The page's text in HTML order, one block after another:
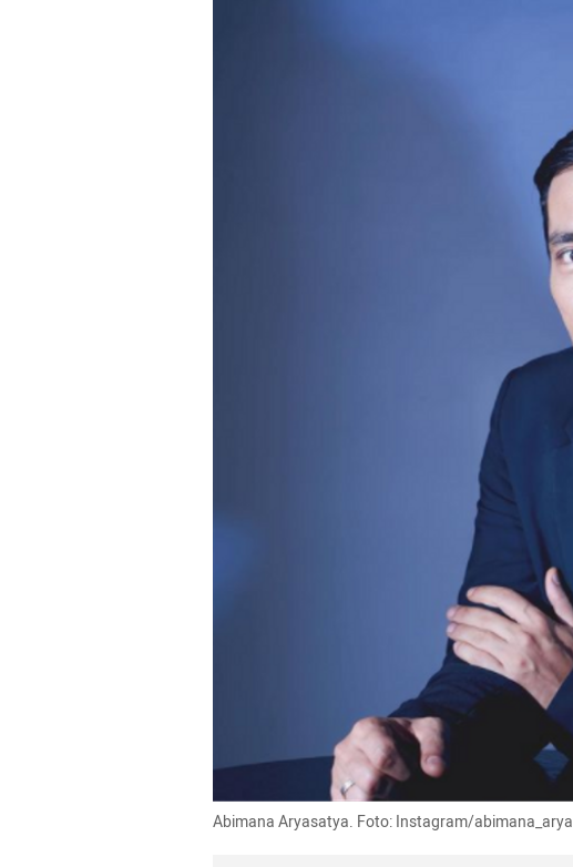
Abimana Aryasatya. Foto: Instagram/abimana_arya